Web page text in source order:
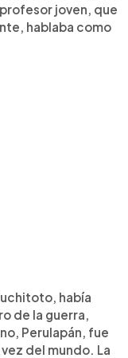
joven, que
hablaba como
había
de la guerra,
Perulapán, fue
del mundo. La